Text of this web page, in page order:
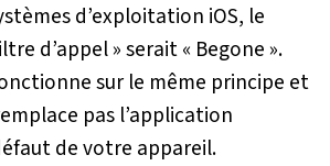
d’exploitation iOS, le
d’appel » serait « Begone ».
sur le même principe et
pas l’application
de votre appareil.